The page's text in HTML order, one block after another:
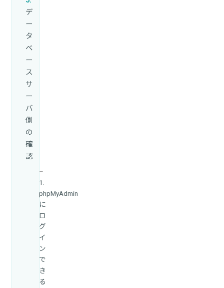
デ
ー
タ
ベ
ー
ス
サ
ー
バ
側
の
確
認
1.
phpMyAdmin
に
ロ
グ
イ
ン
で
き
る